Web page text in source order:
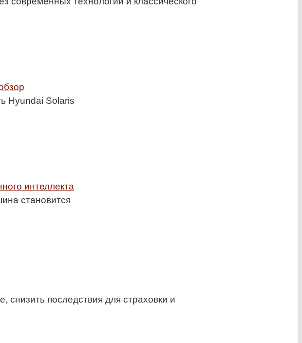
Hyundai Solaris
интеллекта
становится
снизить последствия для страховки и